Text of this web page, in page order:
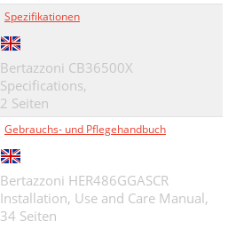
Spezifikationen
Bertazzoni CB36500X
Specifications,
2 Seiten
Gebrauchs- und Pflegehandbuch
Bertazzoni HER486GGASCR
Installation, Use and Care Manual,
34 Seiten